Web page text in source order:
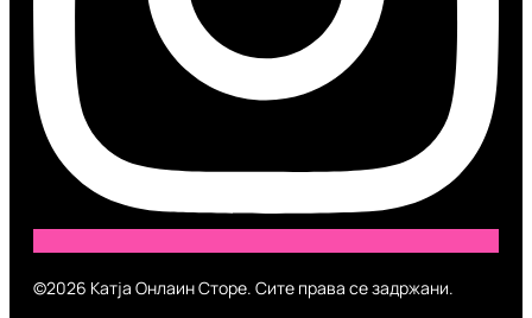
©2026 Катја Онлаин Сторе. Сите права се задржани.